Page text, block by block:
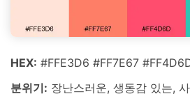
HEX: #FFE3D6 #FF7E67
분위기: 장난스러운, 생동감 있는,